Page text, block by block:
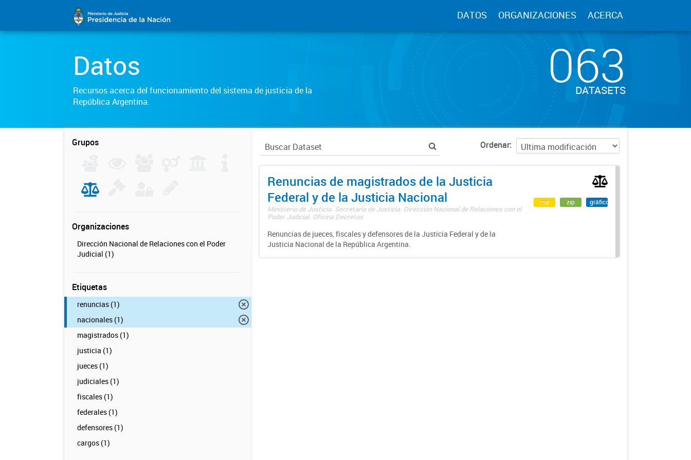
DATOS ORGANIZACIONES ACERCA
Datos
Recursos acerca del funcionamiento del sistema de justicia de la
República Argentina.
063
DATASETS
Grupos
Organizaciones
Dirección Nacional de Relaciones con el Poder
Judicial (1)
Etiquetas
renuncias (1)
nacionales (1)
magistrados (1)
justicia (1)
jueces (1)
judiciales (1)
fiscales (1)
federales (1)
defensores (1)
cargos (1)
Ordenar
Renuncias de magistrados de la Justicia
Federal y de la Justicia Nacional
Ministerio de Justicia. Secretaría de Justicia. Dirección Nacional de Relaciones con el
Poder Judicial. Oficina Decretos
Renuncias de jueces, fiscales y defensores de la Justicia Federal y de la
Justicia Nacional de la República Argentina.
csv zip gráfico